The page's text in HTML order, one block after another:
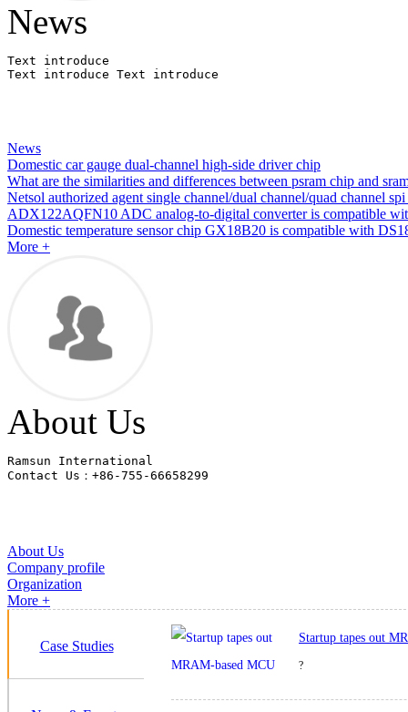
News
Text introduce
Text introduce Text introduce
News
Domestic car gauge dual-channel high-side driver chip
What are the similarities and differences between psram chip and
Netsol authorized agent single channel/dual channel/quad channel
ADX122AQFN10 ADC analog-to-digital converter is compatible
Domestic temperature sensor chip GX18B20 is compatible with
More +
About Us
Ramsun International
Contact Us：+86-755-66658299
About Us
Company profile
Organization
More +
Case Studies
Startup tapes out
?